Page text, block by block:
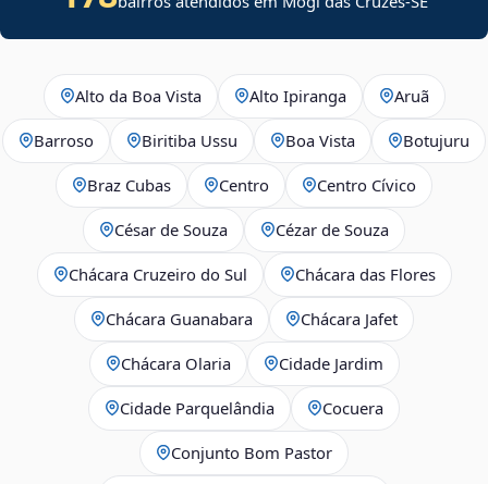
Alto da Boa Vista Alto Ipiranga Aruã
Barroso Biritiba Ussu Boa Vista Botujuru
Braz Cubas Centro Centro Cívico
César de Souza Cézar de Souza
Chácara Cruzeiro do Sul Chácara das Flores
Chácara Guanabara Chácara Jafet
Chácara Olaria Cidade Jardim
Cidade Parquelândia Cocuera
Conjunto Bom Pastor